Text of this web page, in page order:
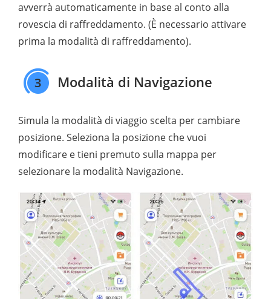
avverrà automaticamente in base al conto alla
rovescia di raffreddamento. (È necessario attivare
prima la modalità di raffreddamento).
3 Modalità di Navigazione
Simula la modalità di viaggio scelta per cambiare
posizione. Seleziona la posizione che vuoi
modificare e tieni premuto sulla mappa per
selezionare la modalità Navigazione.